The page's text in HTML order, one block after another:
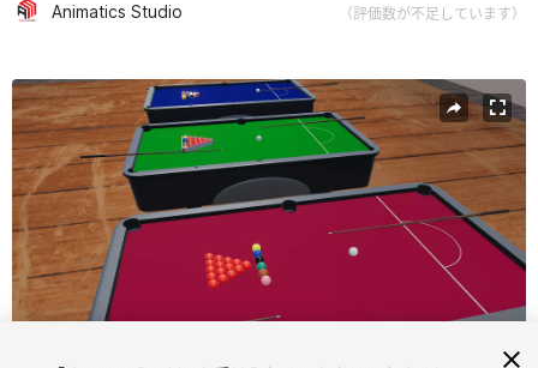
Animatics Studio （評価数が不足しています）
現在のスライド：1 / 11